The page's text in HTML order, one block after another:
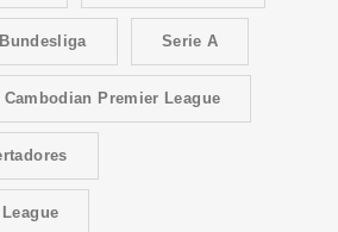
Bundesliga Serie A
Cambodian Premier League